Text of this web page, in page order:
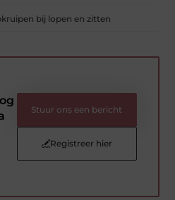
bij lopen en zitten
Stuur ons een bericht
Registreer hier